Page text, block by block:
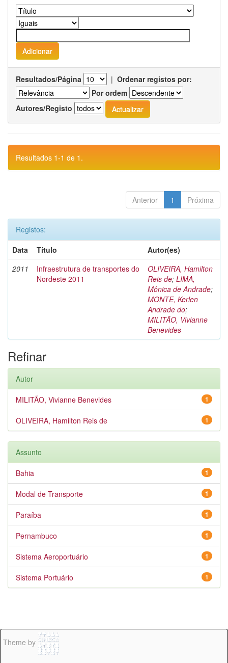
Resultados/Página | Ordenar registos por:
Por ordem
Autores/Registo
Resultados 1-1 de 1.
Anterior 1 Próxima
Registos:
Data
Título
Autor(es)
2011
Infraestrutura de transportes do
Nordeste 2011
OLIVEIRA, Hamilton
Reis de; LIMA,
Mônica de Andrade;
MONTE, Kerlen
Andrade do;
MILITÃO, Vivianne
Benevides
Refinar
Autor
1
MILITÃO, Vivianne Benevides
1
OLIVEIRA, Hamilton Reis de
Assunto
1
Bahia
1
Modal de Transporte
1
Paraíba
1
Pernambuco
1
Sistema Aeroportuário
1
Sistema Portuário
Theme by